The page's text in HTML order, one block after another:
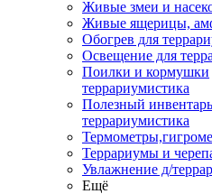
Живые змеи и
Живые ящерицы,
Обогрев для
Освещение для
Поилки и кормушки
террариумистика
Полезный инвентарь
террариумистика
Террариумы и
Увлажнение д/
Ещё